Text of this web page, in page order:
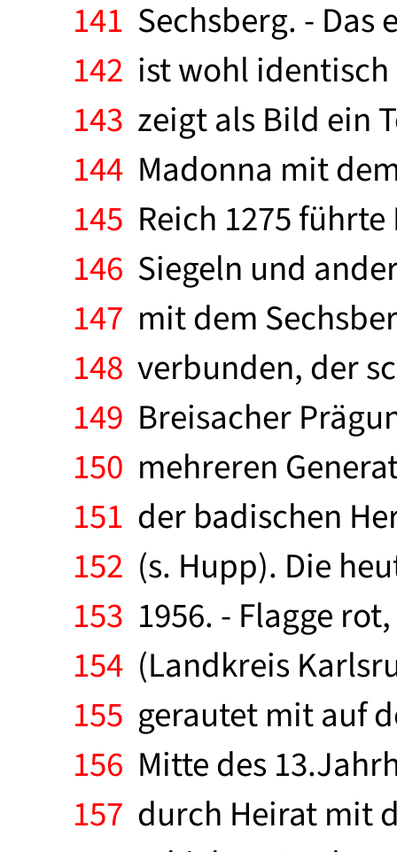
141 Sechsberg. - Das
142 ist wohl identisch
143 zeigt als Bild ein
144 Madonna mit
145 Reich 1275
146 Siegeln und
147 mit dem
148 verbunden, der
149 Breisacher
150 mehreren
151 der badischen
152 (s. Hupp). Die
153 1956. - Flagge
154 (Landkreis
155 gerautet mit auf
156 Mitte des
157 durch Heirat mit